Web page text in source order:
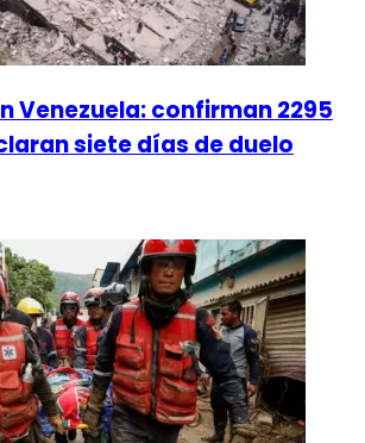
Venezuela: confirman 2295
siete días de duelo